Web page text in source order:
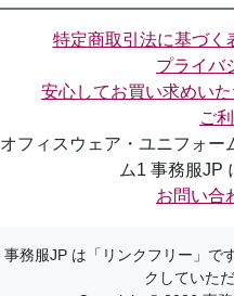
特定商取引法に基づく
プライバ
安心してお買い求めい
ご
オフィスウェア・ユニフォー
ム1 事務服JP
お問い合
事務服JP は「リンクフリー」で
クしていた